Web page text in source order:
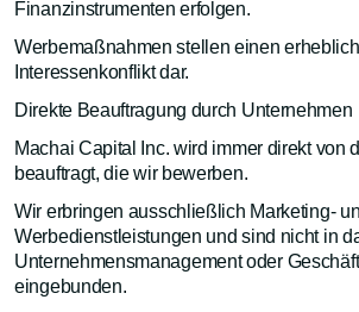
Finanzinstrumenten erfolgen.
Werbemaßnahmen stellen einen
Interessenkonflikt dar.
Direkte Beauftragung durch Unternehmen
Machai Capital Inc. wird immer direkt von
beauftragt, die wir bewerben.
Wir erbringen ausschließlich Marketing-
Werbedienstleistungen und sind nicht in
Unternehmensmanagement oder
eingebunden.